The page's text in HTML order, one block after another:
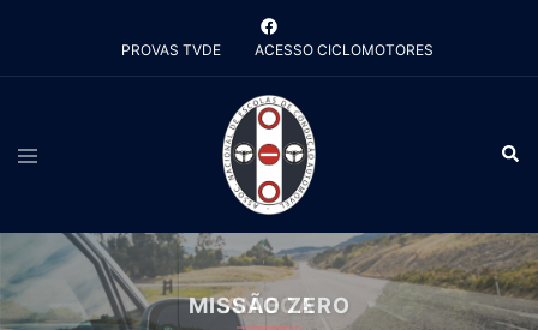
o
PROVAS TVDE ACESSO CICLOMOTORES
Alternar
menu
MISSÃO ZERO